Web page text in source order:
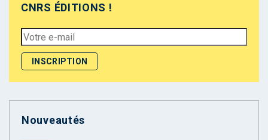
CNRS ÉDITIONS !
Nouveautés